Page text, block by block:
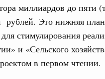
миллиардов до пяти
Это нижняя
для стимулирования
и «Сельского
в первом чтении.